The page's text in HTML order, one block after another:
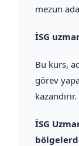
mezun
İSG
Bu kurs,
görev
kazandırır.
İSG